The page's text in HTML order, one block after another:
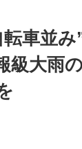
転車並
大雨